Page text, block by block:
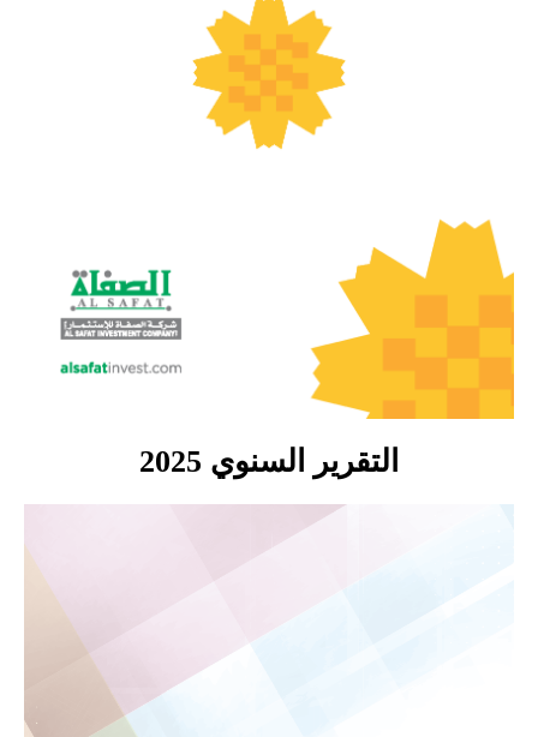
التقرير السنوي 2025